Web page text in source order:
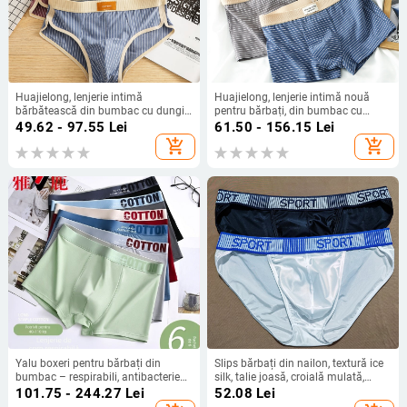
Huajielong, lenjerie intimă
bărbătească din bumbac cu dungi,
chiloți respirabili, pantaloni scurți la
modă pentru bărbați, o generație de
păr
49.62 - 97.55 Lei
add_shopping_cart
Huajielong, lenjerie intimă nouă
pentru bărbați, din bumbac cu
dungi, en-gros, talie medie, boxeri
respirabili la modă pentru bărbați,
pot fi livrați în numele unei singure
61.50 - 156.15 Lei
add_shopping_cart
Yalu boxeri pentru bărbați din
bumbac – respirabili, antibacterieni,
absorbante de sudoare, talie medie,
culoare solidă, mărime mare
101.75 - 244.27 Lei
Slips bărbați din nailon, textură ice
silk, talie joasă, croială mulată,
catifelat la atingere.
52.08 Lei